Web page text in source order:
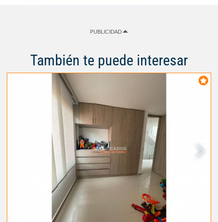
PUBLICIDAD
También te puede interesar